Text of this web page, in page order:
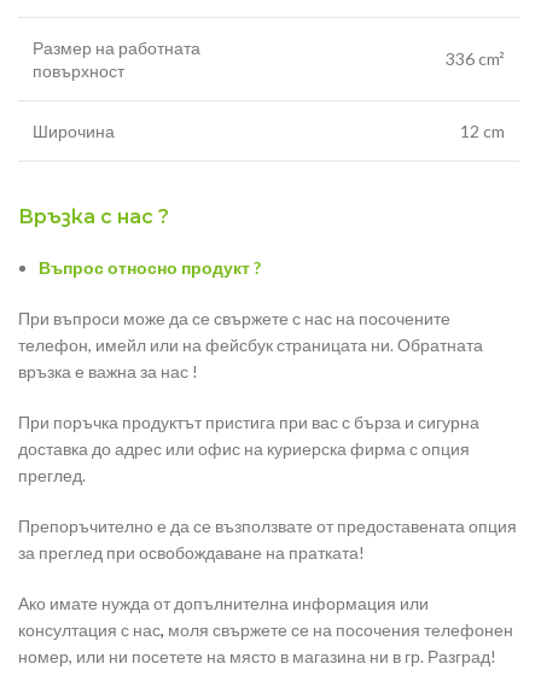
Размер на работната
повърхност
336 cm²
Широчина 12 cm
Връзка с нас ?
Въпрос относно продукт ?
При въпроси може да се свържете с нас на посочените
телефон, имейл или на фейсбук страницата ни. Обратната
връзка е важна за нас !
При поръчка продуктът пристига при вас с бърза и сигурна
доставка до адрес или офис на куриерска фирма с опция
преглед.
Препоръчително е да се възползвате от предоставената опция
за преглед при освобождаване на пратката!
Ако имате нужда от допълнителна информация или
консултация с нас, моля свържете се на посочения телефонен
номер, или ни посетете на място в магазина ни в гр. Разград!